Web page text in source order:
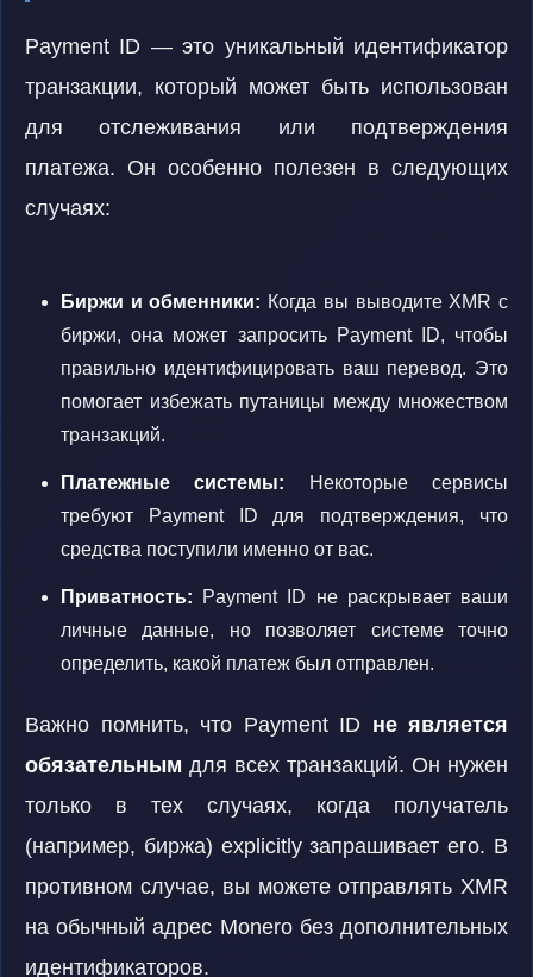
Payment ID — это уникальный идентификатор
транзакции, который может быть использован
для отслеживания или подтверждения
платежа. Он особенно полезен в следующих
случаях:
Биржи и обменники: Когда вы выводите XMR с
биржи, она может запросить Payment ID, чтобы
правильно идентифицировать ваш перевод. Это
помогает избежать путаницы между множеством
транзакций.
Платежные системы: Некоторые сервисы
требуют Payment ID для подтверждения, что
средства поступили именно от вас.
Приватность: Payment ID не раскрывает ваши
личные данные, но позволяет системе точно
определить, какой платеж был отправлен.
Важно помнить, что Payment ID не является
обязательным для всех транзакций. Он нужен
только в тех случаях, когда получатель
(например, биржа) explicitly запрашивает его. В
противном случае, вы можете отправлять XMR
на обычный адрес Monero без дополнительных
идентификаторов.